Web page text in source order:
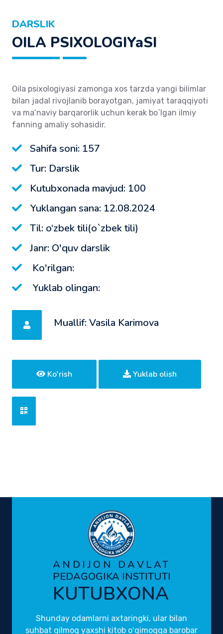
DARSLIK
OILA PSIXOLOGIYaSI
Oila psixologiyasi zamonga xos tarzda yangi bilimlar
bilan jadal rivojlanib borayotgan, jamiyat taraqqiyoti
va ma’naviy barqarorlik uchun kerak bo`lgan ilmiy
fanning amaliy sohasidir.
Sahifa soni: 157
Tur: Darslik
Kutubxonada mavjud: 100
Yuklangan sana: 12.08.2024
Til: o‘zbek tili(o`zbek tili)
Janr: O'quv darslik
Ko'rilgan:
Yuklab olingan:
Muallif: Vasila Karimova
Ko'rish Yuklab olish
ANDIJON DAVLAT
PEDAGOGIKA INSTITUTI
KUTUBXONA
Shunday odamlarni axtaringki, ular bilan
suhbat qilmoq yaxshi kitob oʻqimoqqa barobar